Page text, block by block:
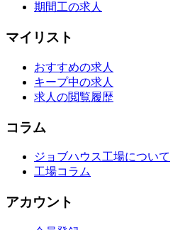
期間工の求人
マイリスト
おすすめの求人
キープ中の求人
求人の閲覧履歴
コラム
ジョブハウス工場について
工場コラム
アカウント